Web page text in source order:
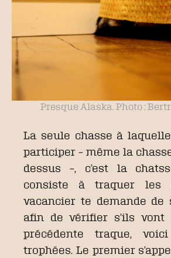
Presque Alaska. Photo :
La seule chasse à laquelle
participer – même la
dessus –, c’est la
consiste à traquer les
vacancier te demande de
afin de vérifier s’ils vont
précédente traque,
trophées. Le premier